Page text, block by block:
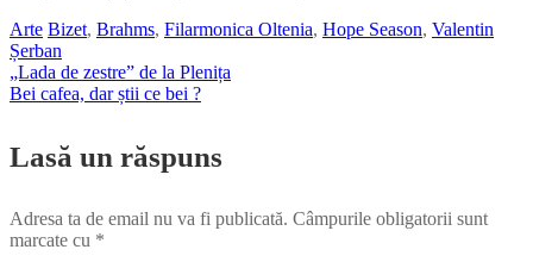
Arte Bizet, Brahms, Filarmonica Oltenia, Hope Season, Valentin
Șerban
Navigare
în
„Lada de zestre” de la Plenița
Bei cafea, dar știi ce bei ?
Lasă un răspuns
Adresa ta de email nu va fi publicată. Câmpurile obligatorii sunt
marcate cu *